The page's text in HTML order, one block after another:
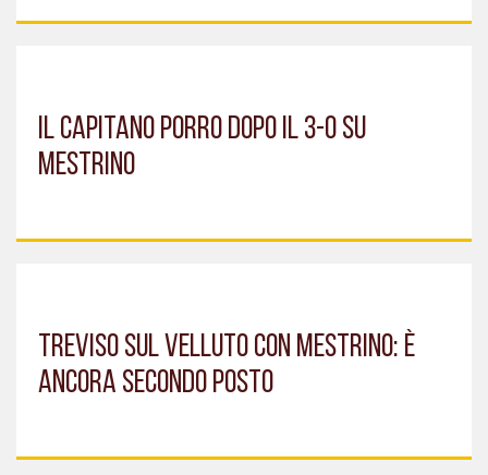
IL CAPITANO PORRO DOPO IL 3-0 SU
MESTRINO
TREVISO SUL VELLUTO CON MESTRINO: È
ANCORA SECONDO POSTO